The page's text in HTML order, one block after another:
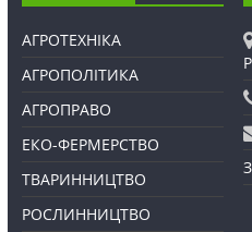
АГРОТЕХНІКА
АГРОПОЛІТИКА
АГРОПРАВО
ЕКО-ФЕРМЕРСТВО
ТВАРИННИЦТВО
РОСЛИННИЦТВО